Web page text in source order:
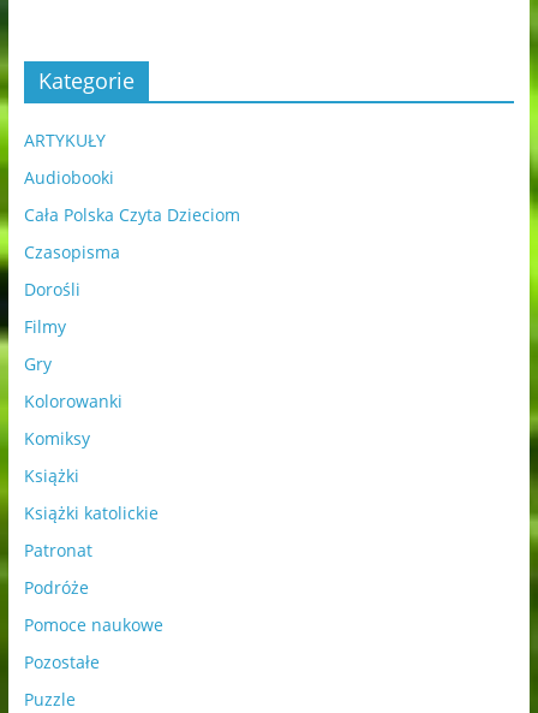
Kategorie
ARTYKUŁY
Audiobooki
Cała Polska Czyta Dzieciom
Czasopisma
Dorośli
Filmy
Gry
Kolorowanki
Komiksy
Książki
Książki katolickie
Patronat
Podróże
Pomoce naukowe
Pozostałe
Puzzle